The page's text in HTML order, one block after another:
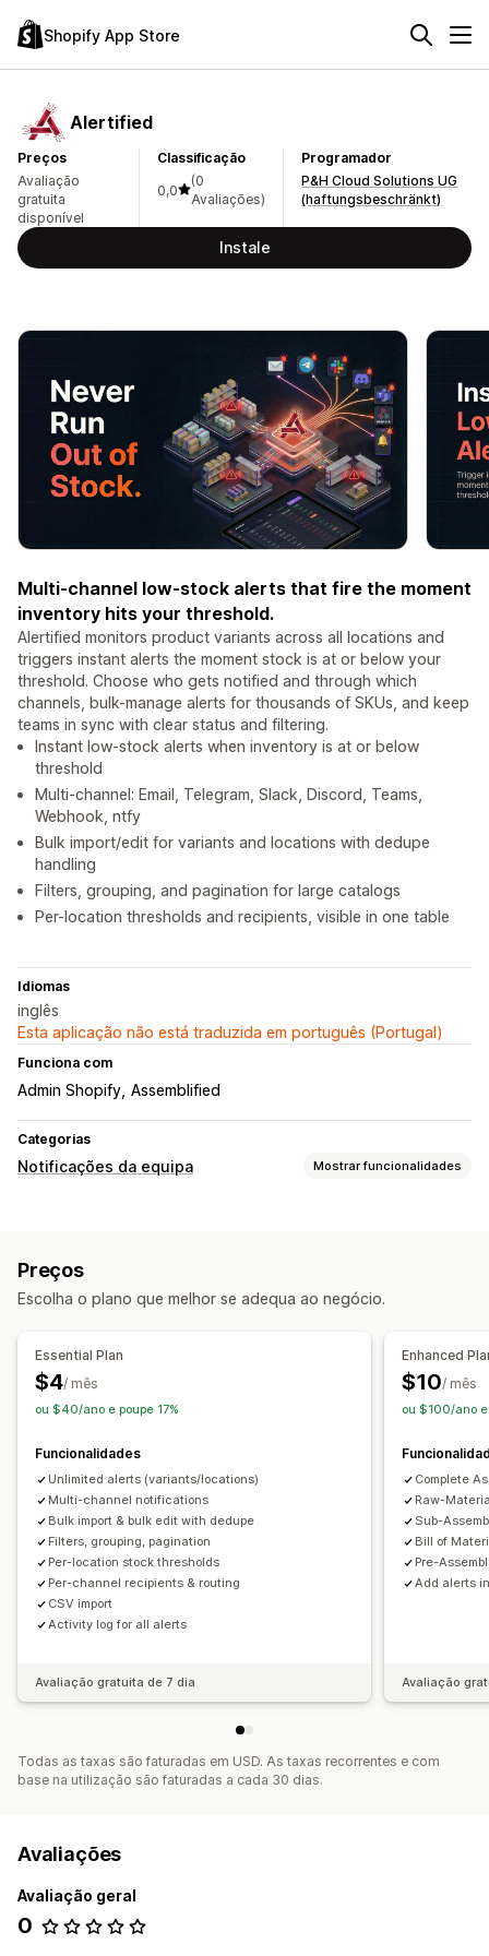
Shopify App Store
Alertified
Preços
Avaliação
gratuita
disponível
Classificação
0,0
(0
Avaliações)
Programador
P&H Cloud Solutions UG
(haftungsbeschränkt)
Instale
Multi-channel low-stock alerts that fire the moment
inventory hits your threshold.
Alertified monitors product variants across all locations and
triggers instant alerts the moment stock is at or below your
threshold. Choose who gets notified and through which
channels, bulk-manage alerts for thousands of SKUs, and keep
teams in sync with clear status and filtering.
Instant low-stock alerts when inventory is at or below
threshold
Multi-channel: Email, Telegram, Slack, Discord, Teams,
Webhook, ntfy
Bulk import/edit for variants and locations with dedupe
handling
Filters, grouping, and pagination for large catalogs
Per-location thresholds and recipients, visible in one table
Idiomas
inglês
Esta aplicação não está traduzida em português (Portugal)
Funciona com
Admin Shopify Assemblified
Categorias
Notificações da equipa Mostrar funcionalidades
Personalização
Preços
Escolha o plano que melhor se adequa ao negócio.
Essential Plan
$4/ mês
ou $40/ano e poupe 17%
Funcionalidades
Unlimited alerts (variants/locations)
Multi-channel notifications
Bulk import & bulk edit with dedupe
Filters, grouping, pagination
Per-location stock thresholds
Per-channel recipients & routing
CSV import
Activity log for all alerts
Avaliação gratuita de 7 dia
Enhanced
$10/ mês
ou $100/ano e
Complete
Raw-
Sub-
Bill of
Pre-
Add alerts
Avaliação
Todas as taxas são faturadas em USD. As taxas recorrentes e com
base na utilização são faturadas a cada 30 dias.
Avaliações
Avaliação geral
0